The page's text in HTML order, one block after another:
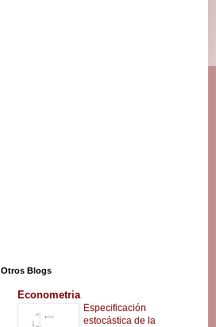
Otros Blogs
Econometria
Especificación
estocástica de la